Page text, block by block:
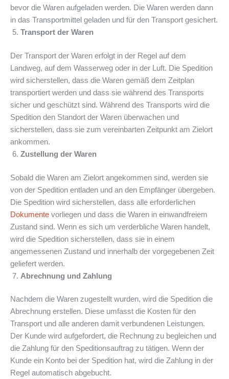
bevor die Waren aufgeladen werden. Die Waren werden dann
in das Transportmittel geladen und für den Transport gesichert.
Transport der Waren
Der Transport der Waren erfolgt in der Regel auf dem
Landweg, auf dem Wasserweg oder in der Luft. Die Spedition
wird sicherstellen, dass die Waren gemäß dem Zeitplan
transportiert werden und dass sie während des Transports
sicher und geschützt sind. Während des Transports wird die
Spedition den Standort der Waren überwachen und
sicherstellen, dass sie zum vereinbarten Zeitpunkt am Zielort
ankommen.
Zustellung der Waren
Sobald die Waren am Zielort angekommen sind, werden sie
von der Spedition entladen und an den Empfänger übergeben.
Die Spedition wird sicherstellen, dass alle erforderlichen
Dokumente vorliegen und dass die Waren in einwandfreiem
Zustand sind. Wenn es sich um verderbliche Waren handelt,
wird die Spedition sicherstellen, dass sie in einem
angemessenen Zustand und innerhalb der vorgegebenen Zeit
geliefert werden.
Abrechnung und Zahlung
Nachdem die Waren zugestellt wurden, wird die Spedition die
Abrechnung erstellen. Diese umfasst die Kosten für den
Transport und alle anderen damit verbundenen Leistungen.
Der Kunde wird aufgefordert, die Rechnung zu begleichen und
die Zahlung für den Speditionsauftrag zu tätigen. Wenn der
Kunde ein Konto bei der Spedition hat, wird die Zahlung in der
Regel automatisch abgebucht.